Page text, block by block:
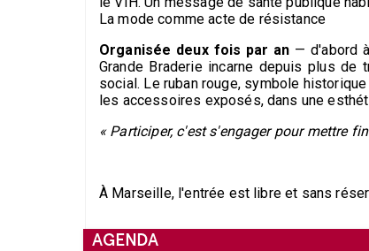
La mode comme acte de résistance
Organisée deux fois par an — d'abord
Grande Braderie incarne depuis plus
social. Le ruban rouge, symbole
les accessoires exposés, dans une
« Participer, c'est s'engager pour mettre
À Marseille, l'entrée est libre et sans
AGENDA